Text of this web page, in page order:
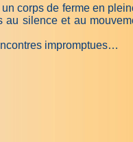
corps de ferme en
silence et au
impromptues…